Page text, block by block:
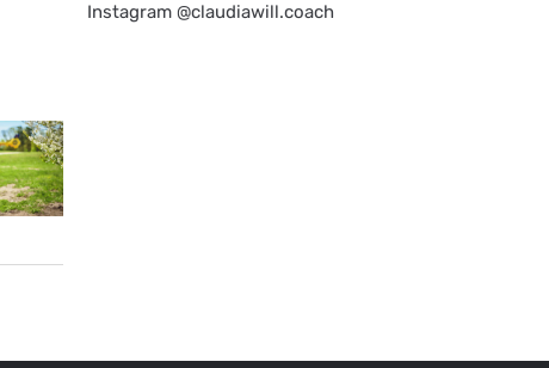
Instagram @claudiawill.coach